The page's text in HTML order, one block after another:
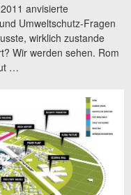
anvisierte
Umweltschutz-Fragen
wirklich zustande
Wir werden sehen. Rom
…